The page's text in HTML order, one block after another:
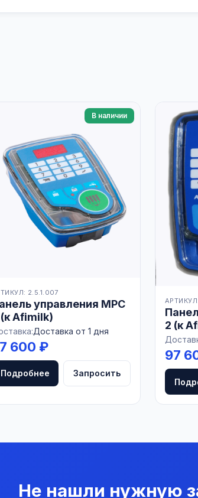
В наличии
2.5.1.007
управления MPC
Afimilk)
Доставка от 1 дня
600 ₽
Подробнее Запросить
2 (к
97
Не нашли нужную